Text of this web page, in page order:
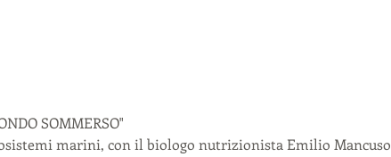
SOMMERSO"
marini, con il biologo nutrizionista Emilio Mancuso